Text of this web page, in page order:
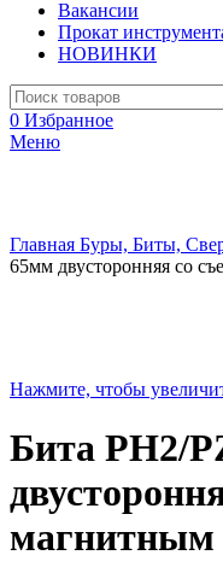
Вакансии
Прокат
НОВИНКИ
0 Избранное
Меню
Главная Буры, Биты,
65мм двусторонняя со
Нажмите, чтобы
Бита PH2/
магнитным